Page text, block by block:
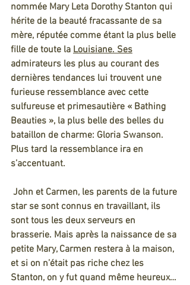
nommée Mary Leta Dorothy Stanton qui
hérite de la beauté fracassante de sa
mère, réputée comme étant la plus belle
fille de toute la Louisiane. Ses
admirateurs les plus au courant des
dernières tendances lui trouvent une
furieuse ressemblance avec cette
sulfureuse et primesautière « Bathing
Beauties », la plus belle des belles du
bataillon de charme: Gloria Swanson.
Plus tard la ressemblance ira en
s’accentuant.
John et Carmen, les parents de la future
star se sont connus en travaillant, ils
sont tous les deux serveurs en
brasserie. Mais après la naissance de sa
petite Mary, Carmen restera à la maison,
et si on n’était pas riche chez les
Stanton, on y fut quand même heureux…